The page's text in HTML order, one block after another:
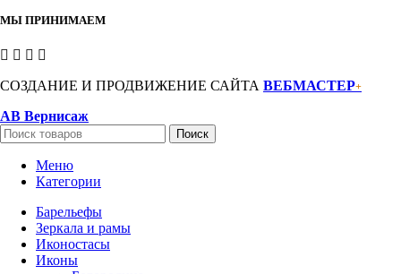
МЫ ПРИНИМАЕМ
СОЗДАНИЕ И ПРОДВИЖЕНИЕ САЙТА ВЕБМАСТЕР+
АВ Вернисаж
Поиск
Меню
Категории
Барельефы
Зеркала и рамы
Иконостасы
Иконы